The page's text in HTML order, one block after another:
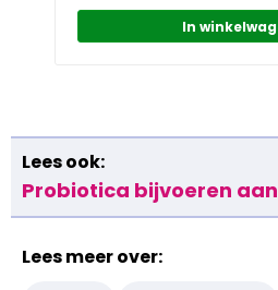
In
Lees ook:
Probiotica bijvoeren
Lees meer over: